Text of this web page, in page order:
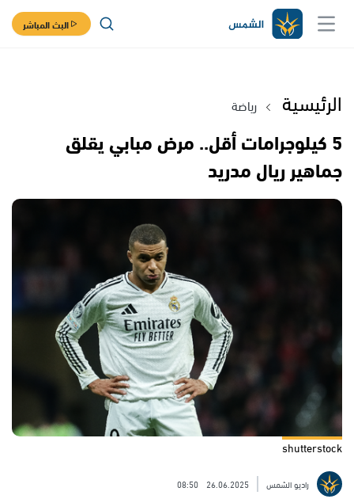
البث المباشر
الرئيسية رياضة
5 كيلوجرامات أقل.. مرض مبابي يقلق
جماهير ريال مدريد
shutterstock
راديو الشمس 26.06.2025
08:50